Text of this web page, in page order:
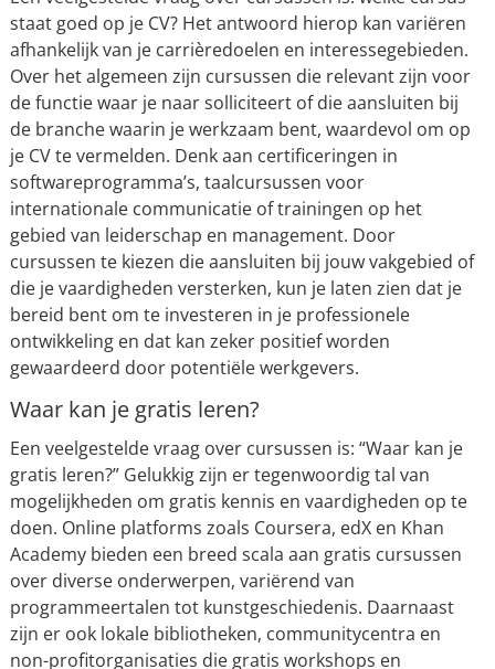
staat goed op je CV? Het antwoord hierop kan variëren
afhankelijk van je carrièredoelen en interessegebieden.
Over het algemeen zijn cursussen die relevant zijn voor
de functie waar je naar solliciteert of die aansluiten bij
de branche waarin je werkzaam bent, waardevol om op
je CV te vermelden. Denk aan certificeringen in
softwareprogramma’s, taalcursussen voor
internationale communicatie of trainingen op het
gebied van leiderschap en management. Door
cursussen te kiezen die aansluiten bij jouw vakgebied of
die je vaardigheden versterken, kun je laten zien dat je
bereid bent om te investeren in je professionele
ontwikkeling en dat kan zeker positief worden
gewaardeerd door potentiële werkgevers.
Waar kan je gratis leren?
Een veelgestelde vraag over cursussen is: “Waar kan je
gratis leren?” Gelukkig zijn er tegenwoordig tal van
mogelijkheden om gratis kennis en vaardigheden op te
doen. Online platforms zoals Coursera, edX en Khan
Academy bieden een breed scala aan gratis cursussen
over diverse onderwerpen, variërend van
programmeertalen tot kunstgeschiedenis. Daarnaast
zijn er ook lokale bibliotheken, communitycentra en
non-profitorganisaties die gratis workshops en